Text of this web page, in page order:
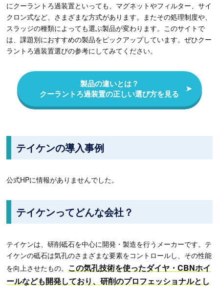
にクーラントろ過装置といっても、マグネットやフィルター、サイ
クロン式など、さまざまな方式があります。またその処理制度や、
スラッジの種類によっても選ぶ製品が変わります。このサイトで
は、課題別におすすめの製品をピックアップしています。ぜひクー
ラントろ過装置選びの参考にしてみてください。
製品の違いとは？
クーラントろ過装置の正しい選び方を見る
テイケンの導入事例
公式HPに情報がありませんでした。
テイケンってどんな会社？
テイケンは、研削砥石を中心に開発・製造を行うメーカーです。テ
イケンの砥石は気孔のさまざまな要素をコントロールし、その性能
を向上させたもの。 この気孔技術を使ったダイヤ・CBNホイ
ールなども開発しており、研削のプロフェッショナルとし